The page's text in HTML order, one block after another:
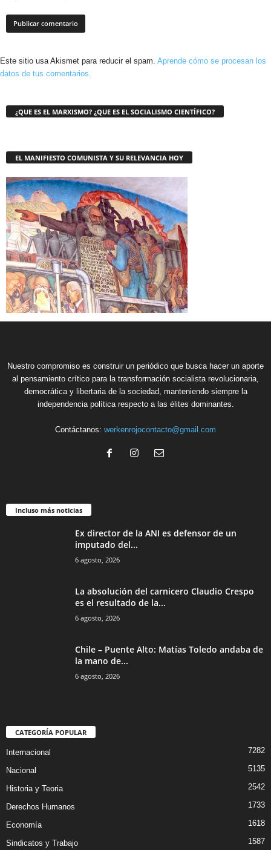
Este sitio usa Akismet para reducir el spam. Aprende cómo se procesan los
datos de tus comentarios.
¿QUE ES EL MARXISMO? ¿QUE ES EL SOCIALISMO CIENTÍFICO?
EL MANIFIESTO COMUNISTA Y SU RELEVANCIA HOY
Nuestro compromiso es construir un periódico que busca hacer un aporte
al pensamiento crítico para la transformación socialista revolucionaria,
democrática y libertaria de la sociedad, manteniendo siempre la
independencia política respecto a las élites dominantes.
Contáctanos: werkenrojocontacto@gmail.com
Incluso más noticias
Ex director de la ANI es defensor de un
imputado del...
6 agosto, 2026
La absolución del carnicero Claudio Crespo
es el resultado de la...
6 agosto, 2026
Chile – Puente Alto: Matías Toledo andaba de
la mano de...
6 agosto, 2026
CATEGORÍA POPULAR
Internacional 7282
Nacional 5135
Historia y Teoria 2542
Derechos Humanos 1733
Economía 1618
Sindicatos y Trabajo 1587